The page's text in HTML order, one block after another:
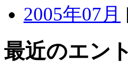
2005年07月
最近のエン